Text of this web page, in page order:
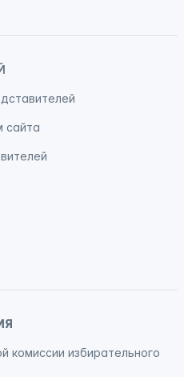
сайта
комиссии избирательного